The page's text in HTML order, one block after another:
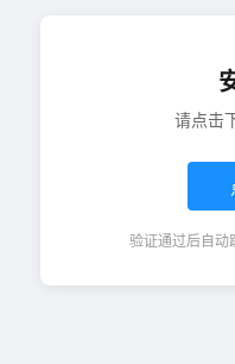
请点击
验证通过后自动